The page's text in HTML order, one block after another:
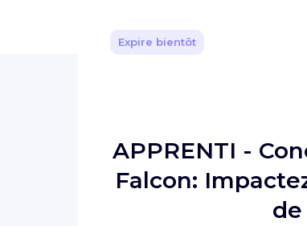
Expire bientôt
APPRENTI -
Falcon: